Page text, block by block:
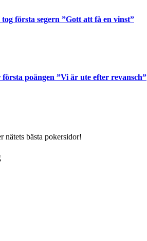
första segern ”Gott att få en vinst”
poängen ”Vi är ute efter revansch”
nätets bästa pokersidor!